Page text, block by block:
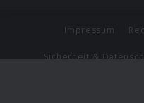
Impressum
Sicherheit &